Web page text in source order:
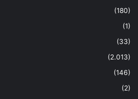
(180)
(1)
(33)
(2.013)
(146)
(2)